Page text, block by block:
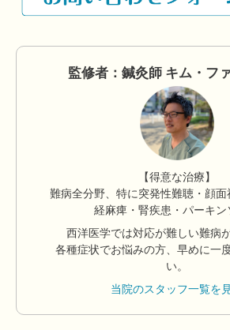
監修者：鍼灸師 キム・フ
【得意な治療】
難病全分野、特に突発性難聴・顔面
経麻痺・腎疾患・パーキン
西洋医学では対応が難しい難病
各種症状でお悩みの方、早めに一
い。
当院のスタッフ一覧を